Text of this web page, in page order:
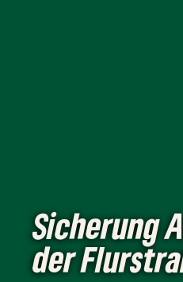
Sicherung
der